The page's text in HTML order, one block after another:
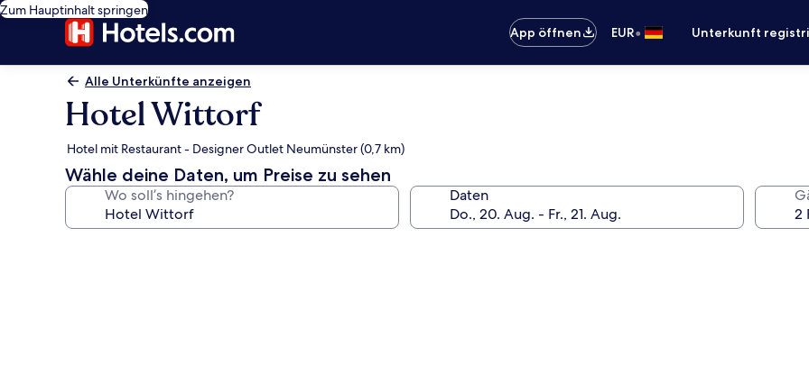
Zum Hauptinhalt springen
App öffnen
EUR• Unterkunft
Alle Unterkünfte anzeigen
Hotel Wittorf
Hotel mit Restaurant - Designer Outlet Neumünster (0,7 km)
Wähle deine Daten, um Preise zu sehen
Wo soll’s hingehen? Daten